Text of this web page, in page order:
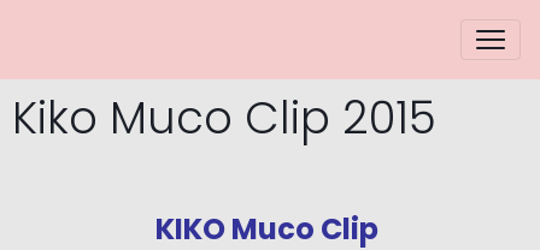
Kiko Muco Clip 2015
KIKO Muco Clip